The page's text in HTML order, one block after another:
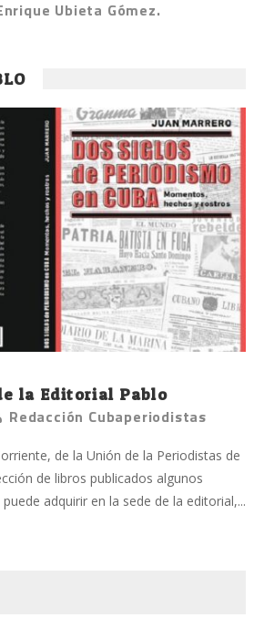
Ubieta Gómez.
la Editorial Pablo
Redacción Cubaperiodistas
de la Unión de la Periodistas de
de libros publicados algunos
adquirir en la sede de la editorial,...